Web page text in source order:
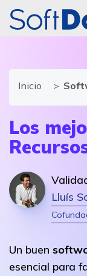
Inicio
Los
Lluís
Un buen
esencial para